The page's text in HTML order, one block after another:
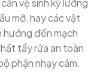
vệ sinh kỹ lưỡng
mỡ, hay các vật
hưởng đến mạch
tẩy rửa an toàn
phận nhạy cảm.